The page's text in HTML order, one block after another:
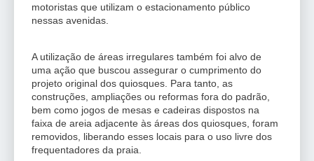
motoristas que utilizam o estacionamento público
nessas avenidas.
A utilização de áreas irregulares também foi alvo de
uma ação que buscou assegurar o cumprimento do
projeto original dos quiosques. Para tanto, as
construções, ampliações ou reformas fora do padrão,
bem como jogos de mesas e cadeiras dispostos na
faixa de areia adjacente às áreas dos quiosques, foram
removidos, liberando esses locais para o uso livre dos
frequentadores da praia.